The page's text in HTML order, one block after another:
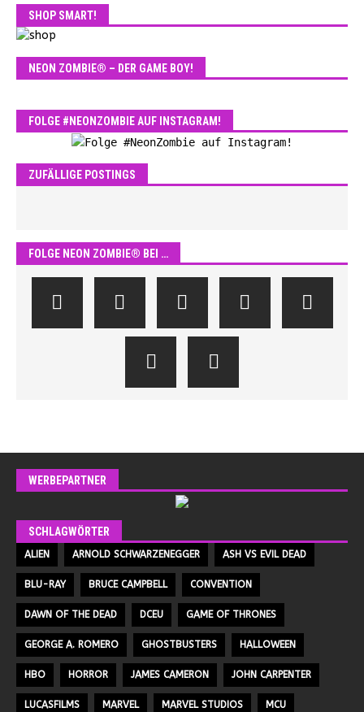
SHOP SMART!
NEON ZOMBIE® – DER GAME BOY!
FOLGE #NEONZOMBIE AUF INSTAGRAM!
ZUFÄLLIGE POSTINGS
FOLGE NEON ZOMBIE® BEI …
WERBEPARTNER
SCHLAGWÖRTER
ALIEN ARNOLD SCHWARZENEGGER ASH VS EVIL DEAD
BLU-RAY BRUCE CAMPBELL CONVENTION
DAWN OF THE DEAD DCEU GAME OF THRONES
GEORGE A. ROMERO GHOSTBUSTERS HALLOWEEN
HBO HORROR JAMES CAMERON JOHN CARPENTER
LUCASFILMS MARVEL MARVEL STUDIOS MCU